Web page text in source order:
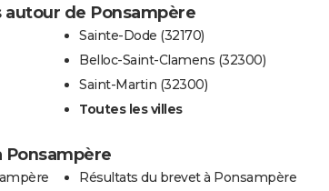
de Ponsampère
Sainte-Dode (32170)
Belloc-Saint-Clamens (32300)
Saint-Martin (32300)
Toutes les villes
Ponsampère
Résultats du brevet à Ponsampère